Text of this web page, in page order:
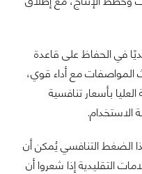
في الحفاظ على قاعدة
المواصفات مع أداء قوي،
بأسعار تنافسية
الاستخدام.
الضغط التنافسي يُمكن أن
التقليدية إذا شعروا أن